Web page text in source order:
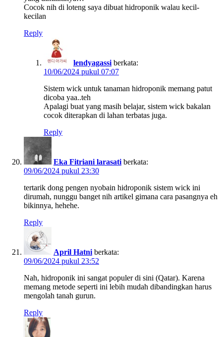
Cocok nih di loteng saya dibuat hidroponik walau kecil-
kecilan
Reply
lendyagassi berkata:
10/06/2024 pukul 07:07
Sistem wick untuk tanaman hidroponik memang patut
dicoba yaa..teh
Apalagi buat yang masih belajar, sistem wick bakalan
cocok diterapkan di lahan terbatas juga.
Reply
Eka Fitriani larasati berkata:
09/06/2024 pukul 23:30
tertarik dong pengen nyobain hidroponik sistem wick ini
dirumah, nunggu banget nih artikel gimana cara pasangnya eh
bikinnya, hehehe.
Reply
April Hatni berkata:
09/06/2024 pukul 23:52
Nah, hidroponik ini sangat populer di sini (Qatar). Karena
memang metode seperti ini lebih mudah dibandingkan harus
mengolah tanah gurun.
Reply